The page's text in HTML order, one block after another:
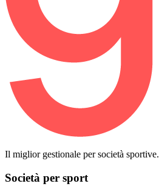
Il miglior gestionale per società sportive.
Società per sport